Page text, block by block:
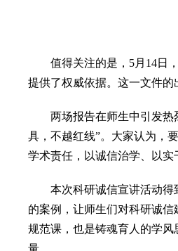
值得关注的是，5月14日，
提供了权威依据。这一文件的
两场报告在师生中引发热烈
具，不越红线”。大家认为，
学术责任，以诚信治学、以实
本次科研诚信宣讲活动得到
的案例，让师生们对科研诚
规范课，也是铸魂育人的学
量。